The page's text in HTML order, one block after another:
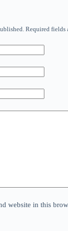
Required fields
website in this